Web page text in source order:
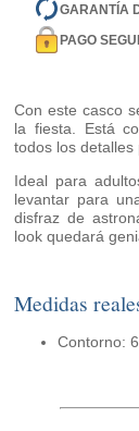
GARANTÍA
PAGO
Con este casco
la fiesta. Está
todos los
Ideal para
levantar para
disfraz de
look quedará
Medidas
Contorno: